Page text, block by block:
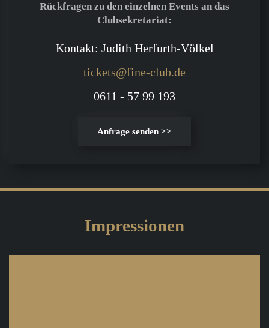
Rückfragen zu den einzelnen Events an das
Clubsekretariat:
Kontakt: Judith Herfurth-Völkel
tickets@fine-club.de
0611 - 57 99 193
Anfrage senden >>
Impressionen